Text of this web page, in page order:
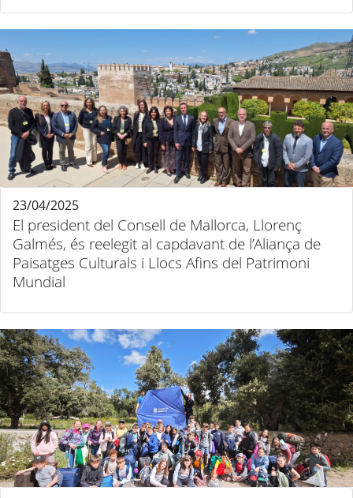
El president del Consell de Mallorca, Llorenç
Galmés, és reelegit al capdavant de l’Aliança de
Paisatges Culturals i Llocs Afins del Patrimoni
Mundial
23/04/2025